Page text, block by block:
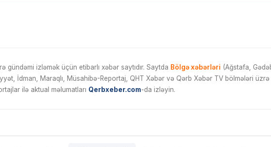
izləmək üçün etibarlı xəbər saytıdır. Saytda Bölgə xəbərləri (Ağstafa,
İdman, Maraqlı, Müsahibə-Reportaj, QHT Xəbər və Qərb Xəbər TV bölmələri
ilə aktual məlumatları Qerbxeber.com-da izləyin.